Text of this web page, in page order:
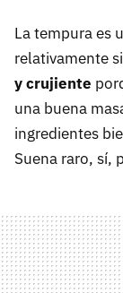
La tempura es
relativamente
y crujiente
una buena
ingredientes
Suena raro, sí,